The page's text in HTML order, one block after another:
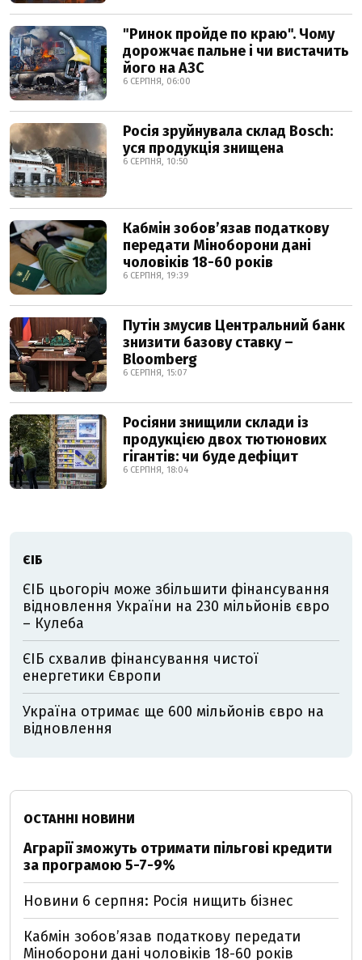
"Ринок пройде по краю". Чому
дорожчає пальне і чи вистачить
його на АЗС
6 СЕРПНЯ, 06:00
Росія зруйнувала склад Bosch:
уся продукція знищена
6 СЕРПНЯ, 10:50
Кабмін зобовʼязав податкову
передати Міноборони дані
чоловіків 18-60 років
6 СЕРПНЯ, 19:39
Путін змусив Центральний банк
знизити базову ставку –
Bloomberg
6 СЕРПНЯ, 15:07
Росіяни знищили склади із
продукцією двох тютюнових
гігантів: чи буде дефіцит
6 СЕРПНЯ, 18:04
ЄІБ
ЄІБ цьогоріч може збільшити фінансування
відновлення України на 230 мільйонів євро
– Кулеба
ЄІБ схвалив фінансування чистої
енергетики Європи
Україна отримає ще 600 мільйонів євро на
відновлення
ОСТАННІ НОВИНИ
Аграрії зможуть отримати пільгові кредити
за програмою 5-7-9%
Новини 6 серпня: Росія нищить бізнес
Кабмін зобовʼязав податкову передати
Міноборони дані чоловіків 18-60 років